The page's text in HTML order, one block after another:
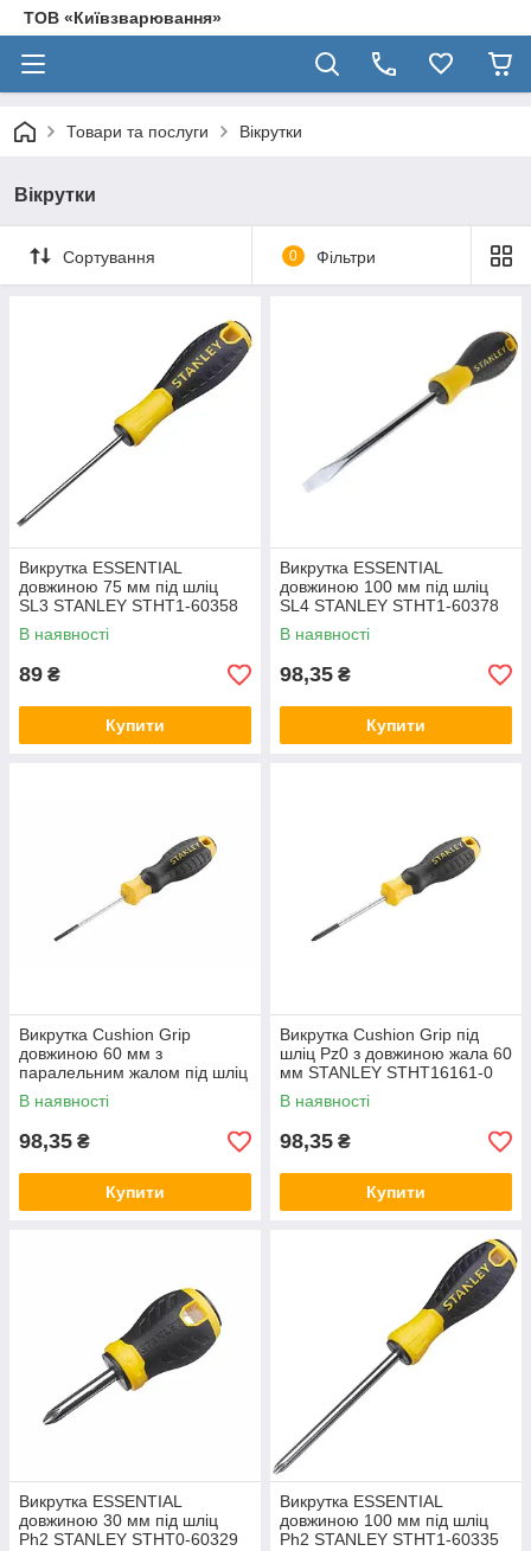
ТОВ «Київзварювання»
Товари та послуги Вікрутки
Вікрутки
Сортування 0 Фільтри
Викрутка ESSENTIAL
довжиною 75 мм під шліц
SL3 STANLEY STHT1-60358
В наявності
89 ₴
Купити
Викрутка ESSENTIAL
довжиною 100 мм під шліц
SL4 STANLEY STHT1-60378
В наявності
98,35 ₴
Купити
Викрутка Cushion Grip
довжиною 60 мм з
паралельним жалом під шліц
SL 2.5 STANLEY STHT16151-
0
В наявності
98,35 ₴
Купити
Викрутка Cushion Grip під
шліц Pz0 з довжиною жала 60
мм STANLEY STHT16161-0
В наявності
98,35 ₴
Купити
Викрутка ESSENTIAL
довжиною 30 мм під шліц
Ph2 STANLEY STHT0-60329
Викрутка ESSENTIAL
довжиною 100 мм під шліц
Ph2 STANLEY STHT1-60335